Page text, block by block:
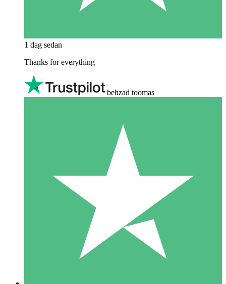
1 dag sedan
Thanks for everything
behzad toomas